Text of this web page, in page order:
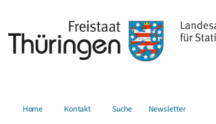
Home Kontakt Suche Newsletter